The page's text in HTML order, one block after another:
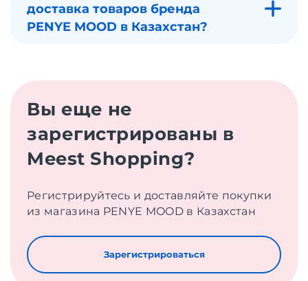
доставка товаров бренда
PENYE MOOD в Казахстан?
Вы еще не
зарегистрированы в
Meest Shopping?
Регистрируйтесь и доставляйте покупки
из магазина PENYE MOOD в Казахстан
Зарегистрироваться